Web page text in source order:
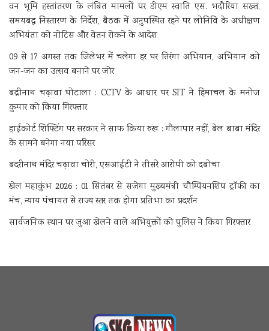
वन भूमि हस्तांतरण के लंबित मामलों पर डीएम स्वाति एस. भदौरिया सख्त,
समयबद्ध निस्तारण के निर्देश, बैठक में अनुपस्थित रहने पर लोनिवि के अधीक्षण
अभियंता को नोटिस और वेतन रोकने के आदेश
09 से 17 अगस्त तक जिलेभर में चलेगा हर घर तिरंगा अभियान, अभियान को
जन-जन का उत्सव बनाने पर जोर
बद्रीनाथ चढ़ावा घोटाला : CCTV के आधार पर SIT ने हिमाचल के मनोज
कुमार को किया गिरफ्तार
हाईकोर्ट शिफ्टिंग पर सरकार ने साफ किया रुख : गौलापार नहीं, बेल बाबा मंदिर
के सामने बनेगा नया परिसर
बदरीनाथ मंदिर चढ़ावा चोरी, एसआईटी ने तीसरे आरोपी को दबोचा
खेल महाकुंभ 2026 : 01 सितंबर से सजेगा मुख्यमंत्री चौम्पियनशिप ट्रॉफी का
मंच, न्याय पंचायत से राज्य स्तर तक होगा प्रतिभा का प्रदर्शन
सार्वजनिक स्थान पर जुआ खेलने वाले अभियुक्तों को पुलिस ने किया गिरफ्तार